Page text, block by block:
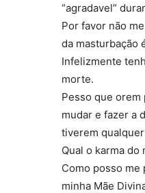
“agradavel”
Por favor não
da masturbação
Infelizmente
morte.
Pesso que orem
mudar e fazer a
tiverem
Qual o karma do
Como posso
minha Mãe